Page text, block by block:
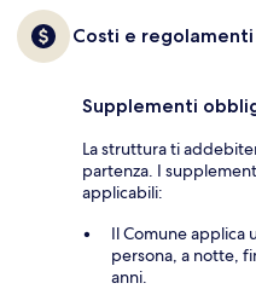
Costi e regolamenti
Supplementi
La struttura ti
partenza. I
applicabili:
Il Comune applica
persona, a notte,
anni.